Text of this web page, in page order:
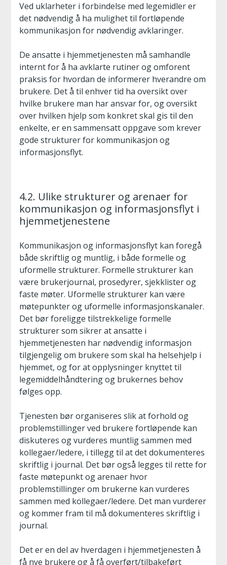
Ved uklarheter i forbindelse med legemidler er
det nødvendig å ha mulighet til fortløpende
kommunikasjon for nødvendig avklaringer.
De ansatte i hjemmetjenesten må samhandle
internt for å ha avklarte rutiner og omforent
praksis for hvordan de informerer hverandre om
brukere. Det å til enhver tid ha oversikt over
hvilke brukere man har ansvar for, og oversikt
over hvilken hjelp som konkret skal gis til den
enkelte, er en sammensatt oppgave som krever
gode strukturer for kommunikasjon og
informasjonsflyt.
4.2. Ulike strukturer og arenaer for
kommunikasjon og informasjonsflyt i
hjemmetjenestene
Kommunikasjon og informasjonsflyt kan foregå
både skriftlig og muntlig, i både formelle og
uformelle strukturer. Formelle strukturer kan
være brukerjournal, prosedyrer, sjekklister og
faste møter. Uformelle strukturer kan være
møtepunkter og uformelle informasjonskanaler.
Det bør foreligge tilstrekkelige formelle
strukturer som sikrer at ansatte i
hjemmetjenesten har nødvendig informasjon
tilgjengelig om brukere som skal ha helsehjelp i
hjemmet, og for at opplysninger knyttet til
legemiddelhåndtering og brukernes behov
følges opp.
Tjenesten bør organiseres slik at forhold og
problemstillinger ved brukere fortløpende kan
diskuteres og vurderes muntlig sammen med
kollegaer/ledere, i tillegg til at det dokumenteres
skriftlig i journal. Det bør også legges til rette for
faste møtepunkt og arenaer hvor
problemstillinger om brukerne kan vurderes
sammen med kollegaer/ledere. Det man vurderer
og kommer fram til må dokumenteres skriftlig i
journal.
Det er en del av hverdagen i hjemmetjenesten å
få nye brukere og å få overført/tilbakeført